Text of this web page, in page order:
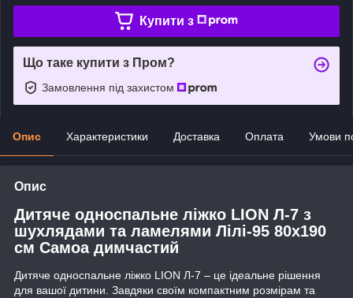
Купити з
Що таке купити з Пром?
Замовлення під захистом
Опис Характеристики Доставка Оплата Умови
Опис
Дитяче односпальне ліжко LION Л-7 з
шухлядами та ламелями Лілі-95 80x190
см Самоа димчастий
Дитяче односпальне ліжко LION Л-7 – це ідеальне рішення
для вашої дитини. Завдяки своїм компактним розмірам та